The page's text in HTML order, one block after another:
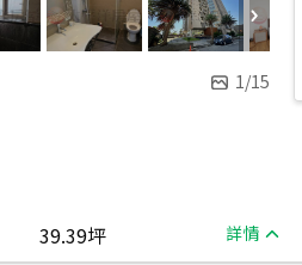
1/15
39.39坪 詳情